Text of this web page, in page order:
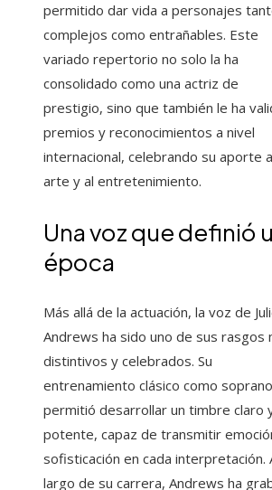
permitido dar vida a personajes
complejos como entrañables. Este
variado repertorio no solo la ha
consolidado como una actriz de
prestigio, sino que también le ha
premios y reconocimientos a nivel
internacional, celebrando su aporte
arte y al entretenimiento.
Una voz que definió
época
Más allá de la actuación, la voz de
Andrews ha sido uno de sus rasgos
distintivos y celebrados. Su
entrenamiento clásico como
permitió desarrollar un timbre claro
potente, capaz de transmitir
sofisticación en cada interpretación.
largo de su carrera, Andrews ha